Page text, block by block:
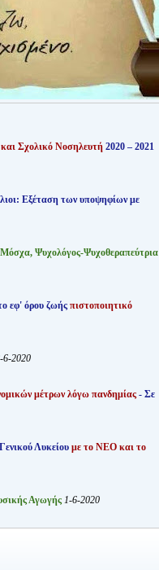
Σχολικό Νοσηλευτή2020 – 2021
Εξέταση των υποψηφίων με
Ψυχολόγος-Ψυχοθεραπεύτρια
εφ' όρου ζωής πιστοποιητικό
6-2020
μέτρων λόγω πανδημίας- Σε
Λυκείου με το ΝΕΟ και το
Αγωγής 1-6-2020